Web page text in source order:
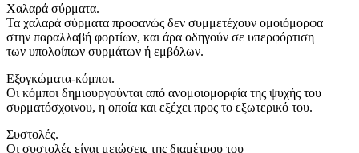
Χαλαρά σύρματα.
Τα χαλαρά σύρματα προφανώς δεν συμμετέχουν ομοιόμορφα
στην παραλλαβή φορτίων, και άρα οδηγούν σε υπερφόρτιση
των υπολοίπων συρμάτων ή εμβόλων.
Εξογκώματα-κόμποι.
Οι κόμποι δημιουργούνται από ανομοιομορφία της ψυχής του
συρματόσχοινου, η οποία και εξέχει προς το εξωτερικό του.
Συστολές.
Οι συστολές είναι μειώσεις της διαμέτρου του